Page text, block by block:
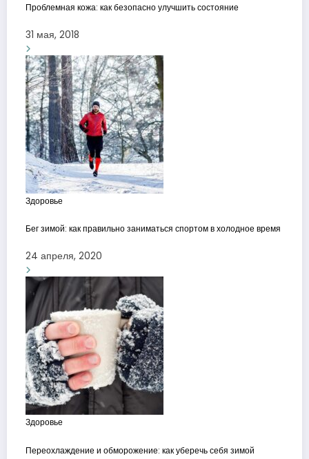
Проблемная кожа: как безопасно улучшить состояние
31 мая, 2018
Здоровье
Бег зимой: как правильно заниматься спортом в холодное время
24 апреля, 2020
Здоровье
Переохлаждение и обморожение: как уберечь себя зимой